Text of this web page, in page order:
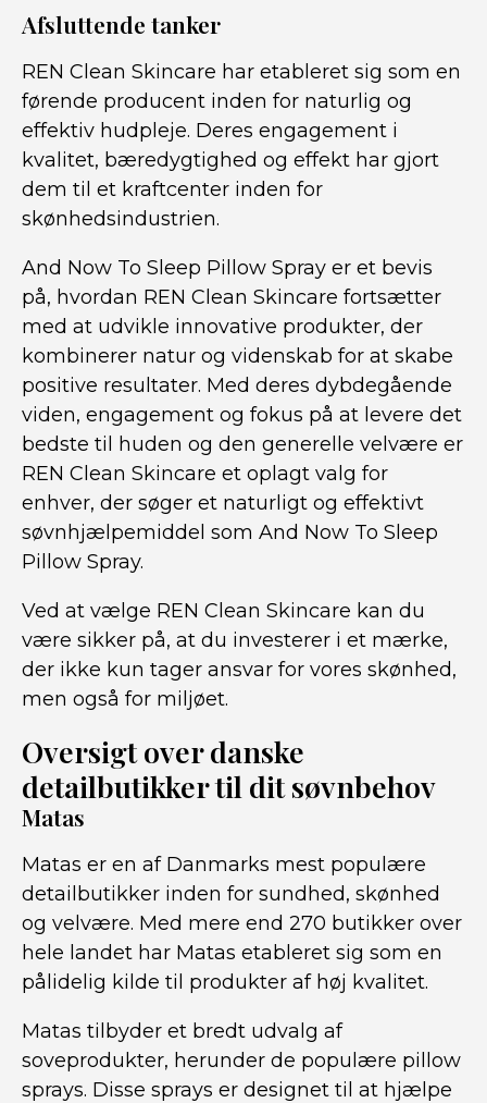
Afsluttende tanker
REN Clean Skincare har etableret sig som en
førende producent inden for naturlig og
effektiv hudpleje. Deres engagement i
kvalitet, bæredygtighed og effekt har gjort
dem til et kraftcenter inden for
skønhedsindustrien.
And Now To Sleep Pillow Spray er et bevis
på, hvordan REN Clean Skincare fortsætter
med at udvikle innovative produkter, der
kombinerer natur og videnskab for at skabe
positive resultater. Med deres dybdegående
viden, engagement og fokus på at levere det
bedste til huden og den generelle velvære er
REN Clean Skincare et oplagt valg for
enhver, der søger et naturligt og effektivt
søvnhjælpemiddel som And Now To Sleep
Pillow Spray.
Ved at vælge REN Clean Skincare kan du
være sikker på, at du investerer i et mærke,
der ikke kun tager ansvar for vores skønhed,
men også for miljøet.
Oversigt over danske
detailbutikker til dit søvnbehov
Matas
Matas er en af Danmarks mest populære
detailbutikker inden for sundhed, skønhed
og velvære. Med mere end 270 butikker over
hele landet har Matas etableret sig som en
pålidelig kilde til produkter af høj kvalitet.
Matas tilbyder et bredt udvalg af
soveprodukter, herunder de populære pillow
sprays. Disse sprays er designet til at hjælpe